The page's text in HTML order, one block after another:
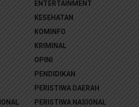
ENTERTAINMENT
KESEHATAN
KOMINFO
KRIMINAL
OPINI
PENDIDIKAN
PERISTIWA DAERAH
PERISTIWA NASIONAL